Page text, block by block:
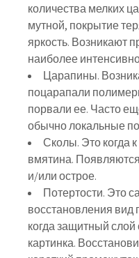
количества мелких
мутной, покрытие
яркость. Возникают
наиболее
Царапины.
поцарапали
порвали ее. Часто
обычно локальные
Сколы. Это когда
вмятина.
и/или острое.
Потертости. Это
восстановления
когда защитный
картинка.